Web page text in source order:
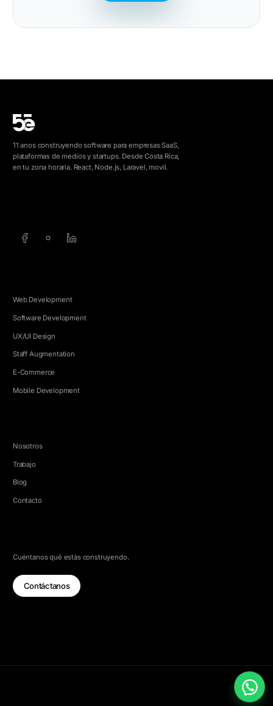
11 anos construyendo software para empresas SaaS,
plataformas de medios y startups. Desde Costa Rica,
en tu zona horaria. React, Node.js, Laravel, movil.
Web Development
Software Development
UX/UI Design
Staff Augmentation
E-Commerce
Mobile Development
Nosotros
Trabajo
Blog
Contacto
Cuéntanos qué estás construyendo.
Contáctanos